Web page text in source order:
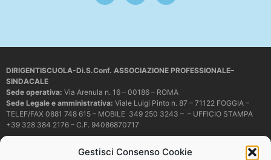
Gestisci Consenso Cookie
DIRIGENTISCUOLA-Di.S.Conf. ASSOCIAZIONE PROFESSIONALE–
SINDACALE
Sede operativa: Via Arenula n. 16 – 00186 – ROMA
Sede Legale e amministrativa: Viale Luigi Pinto n. 87 – 71122 FOGGIA –
TELEF/FAX 0881 748 615 – MOBILE 349 250 3243 – – UFFICIO STAMPA
+39 328 384 2176 – C.F. 94086870717
dirigentiscuola@pec.it